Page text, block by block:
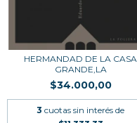
HERMANDAD DE LA CASA
GRANDE,LA
$34.000,00
3 cuotas sin interés de